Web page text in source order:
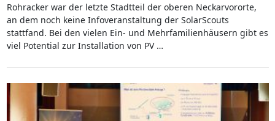
Rohracker war der letzte Stadtteil der oberen Neckarvororte,
an dem noch keine Infoveranstaltung der SolarScouts
stattfand. Bei den vielen Ein- und Mehrfamilienhäusern gibt es
viel Potential zur Installation von PV …